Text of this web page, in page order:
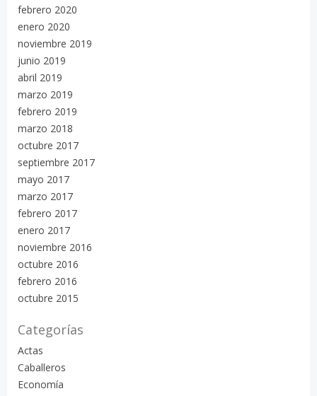
febrero 2020
enero 2020
noviembre 2019
junio 2019
abril 2019
marzo 2019
febrero 2019
marzo 2018
octubre 2017
septiembre 2017
mayo 2017
marzo 2017
febrero 2017
enero 2017
noviembre 2016
octubre 2016
febrero 2016
octubre 2015
Categorías
Actas
Caballeros
Economía